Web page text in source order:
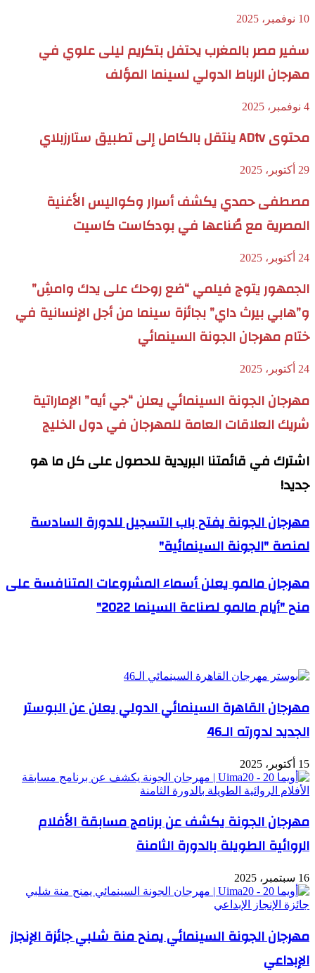
10 نوفمبر، 2025
سفير مصر بالمغرب يحتفل بتكريم ليلى علوي في
مهرجان الرباط الدولي لسينما المؤلف
4 نوفمبر، 2025
محتوى ADtv ينتقل بالكامل إلى تطبيق ستارزبلاي
29 أكتوبر، 2025
مصطفى حمدي يكشف أسرار وكواليس الأغنية
المصرية مع صُناعها في بودكاست كاسيت
24 أكتوبر، 2025
الجمهور يتوج فيلمي “ضع روحك على يدك وامشِ”
و”هابي بيرث داي” بجائزة سينما من أجل الإنسانية في
ختام مهرجان الجونة السينمائي
24 أكتوبر، 2025
مهرجان الجونة السينمائي يعلن “جي أيه” الإماراتية
شريك العلاقات العامة للمهرجان في دول الخليج
اشترك في قائمتنا البريدية للحصول على كل ما هو
جديد!
مهرجان الجونة يفتح باب التسجيل للدورة السادسة
لمنصة "الجونة السينمائية"
مهرجان مالمو يعلن أسماء المشروعات المتنافسة على
منح "أيام مالمو لصناعة السينما 2022"
مهرجان القاهرة السينمائي الدولي يعلن عن البوستر
الجديد لدورته الـ46
15 أكتوبر، 2025
مهرجان الجونة يكشف عن برنامج مسابقة الأفلام
الروائية الطويلة بالدورة الثامنة
16 سبتمبر، 2025
مهرجان الجونة السينمائي يمنح منة شلبي جائزة الإنجاز
الإبداعي